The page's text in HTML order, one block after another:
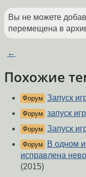
Вы не можете
перемещена в
←
Похожие
Форум Запуск
Форум запуск
Форум Запуск
Форум
В одном
исправлена
(2015)